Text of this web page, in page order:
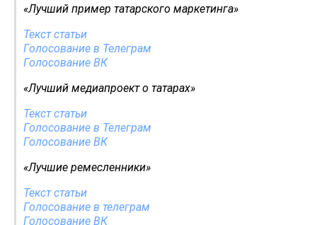
«Лучший пример татарского маркетинга»
Текст статьи
Голосование в Телеграм
Голосование ВК
«Лучший медиапроект о татарах»
Текст статьи
Голосование в Телеграм
Голосование ВК
«Лучшие ремесленники»
Текст статьи
Голосование в телеграм
Голосование ВК